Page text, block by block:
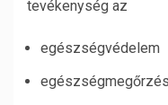
tevékenység az
egészségvédelem
egészségmegőrzés